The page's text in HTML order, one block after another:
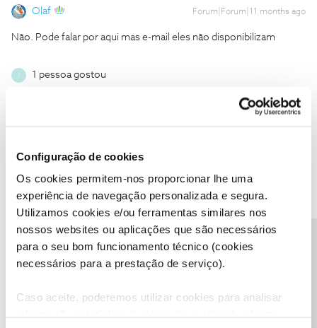
Configuração de cookies
Os cookies permitem-nos proporcionar lhe uma
experiência de navegação personalizada e segura.
Utilizamos cookies e/ou ferramentas similares nos
nossos websites ou aplicações que são necessários
para o seu bom funcionamento técnico (cookies
necessários para a prestação de serviço).
Caso aceite, poderemos utilizar cookies para analisar
Olaf Forum|Forum|11 months ago
Não. Pode falar por aqui mas e-mail eles não disponibilizam
1 pessoa gostou
Mário P.
Boa tarde, ​@JOANA88.
Para podermos ajudar com a renegociação das condições
contratuais, pedimos que, por favor, nos envie uma mensagem
privada com o seu número de contribuinte para o perfil ​@Fórum
como "Melhor Resposta" e faça "Like" nos melhores comentários.